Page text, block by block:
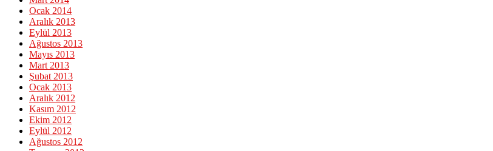
Ocak 2014
Aralık 2013
Eylül 2013
Ağustos 2013
Mayıs 2013
Mart 2013
Şubat 2013
Ocak 2013
Aralık 2012
Kasım 2012
Ekim 2012
Eylül 2012
Ağustos 2012